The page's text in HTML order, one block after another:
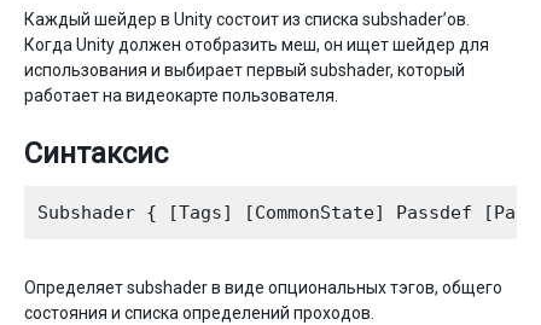
Каждый шейдер в Unity состоит из списка subshader’ов.
Когда Unity должен отобразить меш, он ищет шейдер для
использования и выбирает первый subshader, который
работает на видеокарте пользователя.
Синтаксис
Определяет subshader в виде опциональных тэгов, общего
состояния и списка определений проходов.